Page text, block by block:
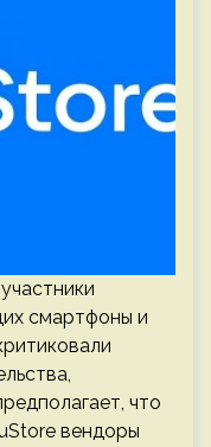
смартфоны и
что
вендоры